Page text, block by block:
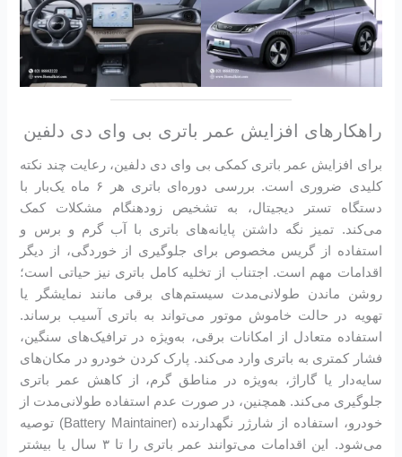
راهکارهای افزایش عمر باتری بی وای دی دلفین
برای افزایش عمر باتری کمکی بی وای دی دلفین، رعایت چند نکته
کلیدی ضروری است. بررسی دوره‌ای باتری هر ۶ ماه یک‌بار با
دستگاه تستر دیجیتال، به تشخیص زودهنگام مشکلات کمک
می‌کند. تمیز نگه داشتن پایانه‌های باتری با آب گرم و برس و
استفاده از گریس مخصوص برای جلوگیری از خوردگی، از دیگر
اقدامات مهم است. اجتناب از تخلیه کامل باتری نیز حیاتی است؛
روشن ماندن طولانی‌مدت سیستم‌های برقی مانند نمایشگر یا
تهویه در حالت خاموش موتور می‌تواند به باتری آسیب برساند.
استفاده متعادل از امکانات برقی، به‌ویژه در ترافیک‌های سنگین،
فشار کمتری به باتری وارد می‌کند. پارک کردن خودرو در مکان‌های
سایه‌دار یا گاراژ، به‌ویژه در مناطق گرم، از کاهش عمر باتری
جلوگیری می‌کند. همچنین، در صورت عدم استفاده طولانی‌مدت از
خودرو، استفاده از شارژر نگهدارنده (Battery Maintainer) توصیه
می‌شود. این اقدامات می‌توانند عمر باتری را تا ۳ سال یا بیشتر